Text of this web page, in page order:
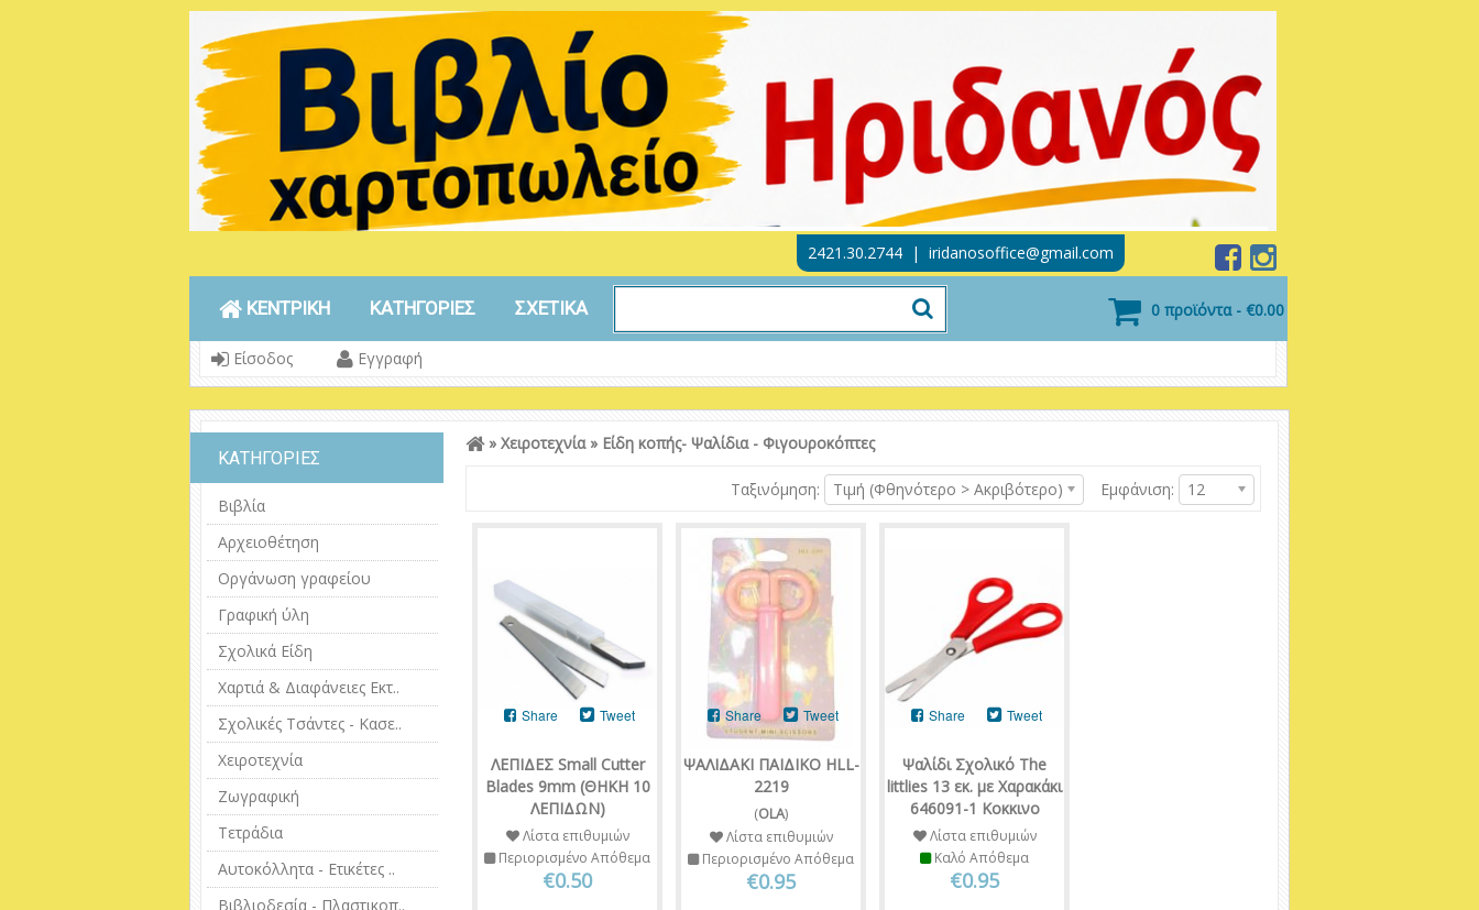
2421.30.2744 | iridanosoffice@gmail.com
0 προϊόντα - €0.00
ΚΕΝΤΡΙΚΗ ΚΑΤΗΓΟΡΙΕΣ ΣΧΕΤΙΚΑ
Είσοδος Εγγραφή
ΚΑΤΗΓΟΡΙΕΣ
Βιβλία
Αρχειοθέτηση
Οργάνωση γραφείου
Γραφική ύλη
Σχολικά Είδη
Χαρτιά & Διαφάνειες Εκτ..
Σχολικές Τσάντες - Κασε..
Χειροτεχνία
Ζωγραφική
Τετράδια
Αυτοκόλλητα - Ετικέτες ..
Βιβλιοδεσία - Πλαστικοπ..
» Χειροτεχνία» Είδη κοπής- Ψαλίδια - Φιγουροκόπτες
Εμφάνιση: 12
Ταξινόμηση: Τιμή (Φθηνότερο > Ακριβότερο)
ΛΕΠΙΔΕΣ Small Cutter
Blades 9mm (ΘΗΚΗ 10
ΛΕΠΙΔΩΝ)
Share Tweet
Λίστα επιθυμιών
Περιορισμένο Απόθεμα
€0.50
ΨΑΛΙΔΑΚΙ ΠΑΙΔΙΚΟ HLL-
2219
(OLA)
Share Tweet
Λίστα επιθυμιών
Περιορισμένο Απόθεμα
€0.95
Ψαλίδι Σχολικό The
littlies 13 εκ. με Χαρακάκι
646091-1 Κοκκινο
Share Tweet
Λίστα επιθυμιών
Καλό Απόθεμα
€0.95